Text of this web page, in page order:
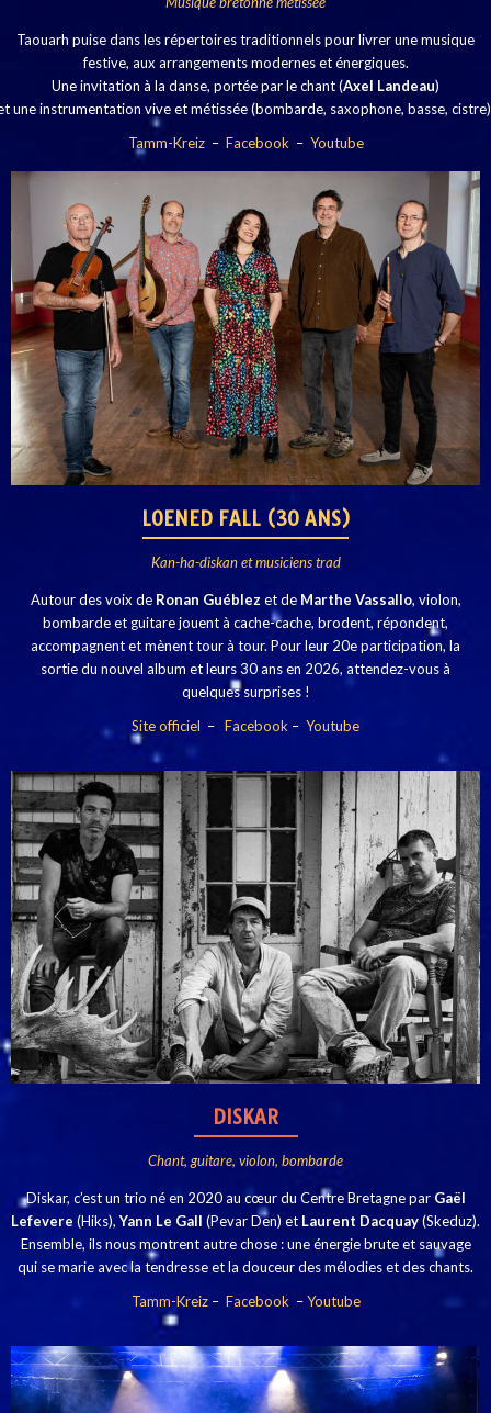
Taouarh puise dans les répertoires traditionnels pour livrer une musique
festive, aux arrangements modernes et énergiques.
Une invitation à la danse, portée par le chant (Axel Landeau)
une instrumentation vive et métissée (bombarde, saxophone, basse,
Tamm-Kreiz– Facebook– Youtube
LOENED FALL (30 ANS)
Kan-ha-diskan et musiciens trad
Autour des voix de Ronan Guéblez et de Marthe Vassallo, violon,
bombarde et guitare jouent à cache-cache, brodent, répondent,
accompagnent et mènent tour à tour. Pour leur 20e participation, la
sortie du nouvel album et leurs 30 ans en 2026, attendez-vous à
quelques surprises !
Site officiel – Facebook – Youtube
DISKAR
Chant, guitare, violon, bombarde
Diskar, c’est un trio né en 2020 au cœur du Centre Bretagne par Gaël
Lefevere (Hiks),Yann Le Gall (Pevar Den) et Laurent Dacquay(Skeduz).
Ensemble, ils nous montrent autre chose : une énergie brute et sauvage
qui se marie avec la tendresse et la douceur des mélodies et des chants.
Tamm-Kreiz– Facebook –Youtube